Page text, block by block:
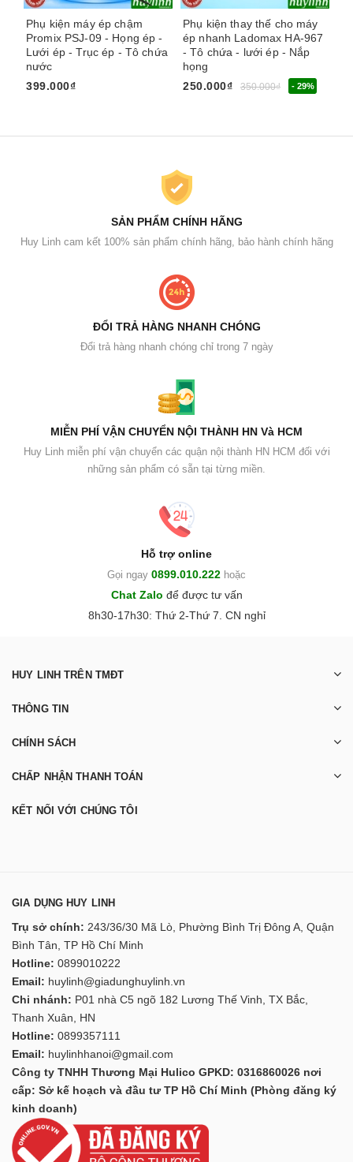
Phụ kiện máy ép chậm
Promix PSJ-09 - Họng ép -
Lưới ép - Trục ép - Tô chứa
nước
399.000₫
Phụ kiện thay thế cho máy
ép nhanh Ladomax HA-967
- Tô chứa - lưới ép - Nắp
họng
250.000₫
350.000₫ - 29%
SẢN PHẨM CHÍNH HÃNG
Huy Linh cam kết 100% sản phẩm chính hãng, bảo hành chính hãng
ĐỔI TRẢ HÀNG NHANH CHÓNG
Đổi trả hàng nhanh chóng chỉ trong 7 ngày
MIỄN PHÍ VẬN CHUYỂN NỘI THÀNH HN Và HCM
Huy Linh miễn phí vận chuyển các quận nội thành HN HCM đối với
những sản phẩm có sẵn tại từng miền.
Hỗ trợ online
Gọi ngay 0899.010.222 hoặc
Chat Zalo để được tư vấn
8h30-17h30: Thứ 2-Thứ 7. CN nghỉ
HUY LINH TRÊN TMĐT
THÔNG TIN
CHÍNH SÁCH
CHẤP NHẬN THANH TOÁN
KẾT NỐI VỚI CHÚNG TÔI
GIA DỤNG HUY LINH
Trụ sở chính: 243/36/30 Mã Lò, Phường Bình Trị Đông A, Quận
Bình Tân, TP Hồ Chí Minh
Hotline: 0899010222
Email: huylinh@giadunghuylinh.vn
Chi nhánh: P01 nhà C5 ngõ 182 Lương Thế Vinh, TX Bắc,
Thanh Xuân, HN
Hotline: 0899357111
Email: huylinhhanoi@gmail.com
Công ty TNHH Thương Mại Hulico GPKD: 0316860026 nơi
cấp: Sở kế hoạch và đầu tư TP Hồ Chí Minh (Phòng đăng ký
kinh doanh)